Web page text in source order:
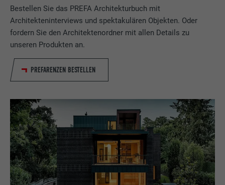
Bestellen Sie das PREFA Architekturbuch mit
Architekteninterviews und spektakulären Objekten. Oder
fordern Sie den Architektenordner mit allen Details zu
unseren Produkten an.
PREFARENZEN BESTELLEN